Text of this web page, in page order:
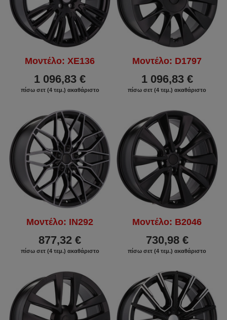
Μοντέλο: XE136
1 096,83 €
πίσω σετ (4 τεμ.) ακαθάριστο
Μοντέλο: D1797
1 096,83 €
πίσω σετ (4 τεμ.) ακαθάριστο
Μοντέλο: IN292
877,32 €
πίσω σετ (4 τεμ.) ακαθάριστο
Μοντέλο: B2046
730,98 €
πίσω σετ (4 τεμ.) ακαθάριστο